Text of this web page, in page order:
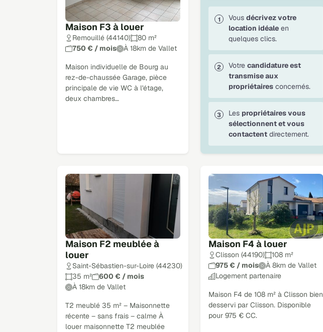
Maison F3 à louer
Remouillé (44140)
80 m²
750 € / mois
À 18km de Vallet
Maison individuelle de Bourg au
rez-de-chaussée Garage, pièce
principale de vie WC à l'étage,
deux chambres…
Maison F2 meublée à
louer
Saint-Sébastien-sur-Loire (44230)
35 m²
600 € / mois
À 18km de Vallet
T2 meublé 35 m² – Maisonnette
récente – sans frais – calme À
louer maisonnette T2 meublée
Maison F4 à louer
Clisson (44190)
108 m²
975 € / mois
À 8km de Vallet
Logement partenaire
Maison F4 de 108 m² à Clisson bien
desservi par Clisson. Disponible
pour 975 € CC.
Vous décrivez votre
location idéale en
quelques clics.
Votre candidature est
transmise aux
propriétaires concernés.
Les propriétaires vous
sélectionnent et vous
contactent directement.